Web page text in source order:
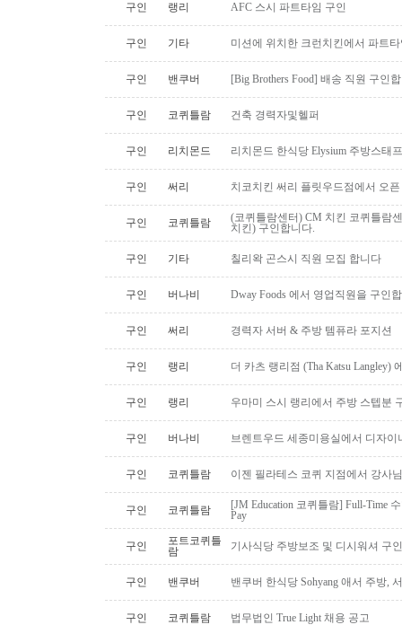
구인 랭리 AFC 스시 파트타임 구인
구인 기타 미션에 위치한 크런치킨에서 파트
구인 밴쿠버 [Big Brothers Food] 배송 직원 구인
구인 코퀴틀람 건축 경력자및헬퍼
구인 리치몬드 리치몬드 한식당 Elysium 주방스태
구인 써리 치코치킨 써리 플릿우드점에서 오
구인 코퀴틀람
(코퀴틀람센터) CM 치킨 코퀴틀람
치킨) 구인합니다.
구인 기타 칠리왁 곤스시 직원 모집 합니다
구인 버나비 Dway Foods 에서 영업직원을 구인
구인 써리 경력자 서버 & 주방 템퓨라 포지션
구인 랭리 더 카츠 랭리점 (Tha Katsu Langley)
구인 랭리 우마미 스시 랭리에서 주방 스텝분
구인 버나비 브렌트우드 세종미용실에서 디자이
구인 코퀴틀람 이젠 필라테스 코퀴 지점에서 강사
구인 코퀴틀람
[JM Education 코퀴틀람] Full-Time
Pay
구인
포트코퀴틀
람
기사식당 주방보조 및 디시워셔 구
구인 밴쿠버 밴쿠버 한식당 Sohyang 애서 주방,
구인 코퀴틀람 법무법인 True Light 채용 공고